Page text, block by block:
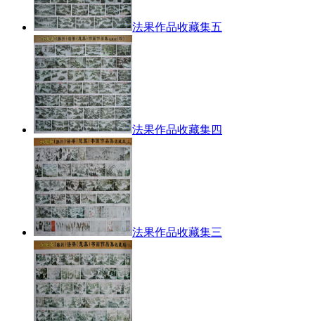
法果作品收藏集五​
法果作品收藏集四
法果作品收藏集三